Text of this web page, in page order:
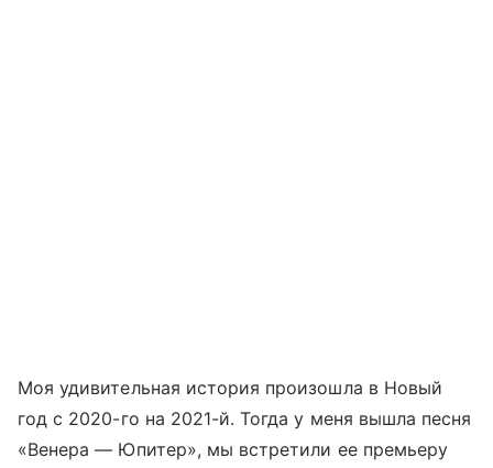
Моя удивительная история произошла в Новый
год с 2020-го на 2021-й. Тогда у меня вышла песня
«Венера — Юпитер», мы встретили ее премьеру